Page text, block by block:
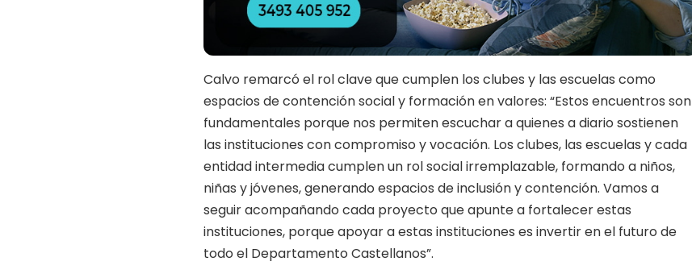
Calvo remarcó el rol clave que cumplen los clubes y las escuelas como
espacios de contención social y formación en valores: “Estos encuentros son
fundamentales porque nos permiten escuchar a quienes a diario sostienen
las instituciones con compromiso y vocación. Los clubes, las escuelas y cada
entidad intermedia cumplen un rol social irremplazable, formando a niños,
niñas y jóvenes, generando espacios de inclusión y contención. Vamos a
seguir acompañando cada proyecto que apunte a fortalecer estas
instituciones, porque apoyar a estas instituciones es invertir en el futuro de
todo el Departamento Castellanos”.